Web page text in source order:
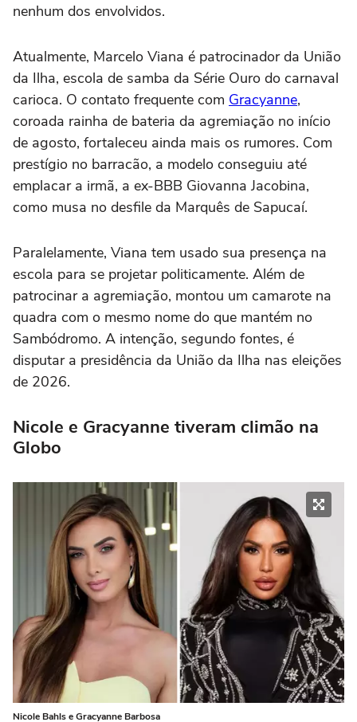
nenhum dos envolvidos.
Atualmente, Marcelo Viana é patrocinador da União
da Ilha, escola de samba da Série Ouro do carnaval
carioca. O contato frequente com Gracyanne,
coroada rainha de bateria da agremiação no início
de agosto, fortaleceu ainda mais os rumores. Com
prestígio no barracão, a modelo conseguiu até
emplacar a irmã, a ex-BBB Giovanna Jacobina,
como musa no desfile da Marquês de Sapucaí.
Paralelamente, Viana tem usado sua presença na
escola para se projetar politicamente. Além de
patrocinar a agremiação, montou um camarote na
quadra com o mesmo nome do que mantém no
Sambódromo. A intenção, segundo fontes, é
disputar a presidência da União da Ilha nas eleições
de 2026.
Nicole e Gracyanne tiveram climão na
Globo
Nicole Bahls e Gracyanne Barbosa